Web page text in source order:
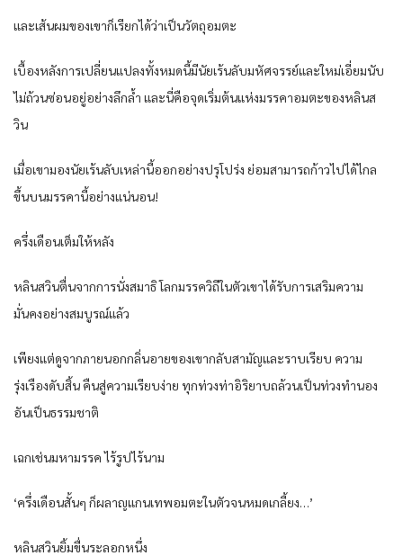
และเส้นผมของเขาก็เรียกได้ว่าเป็นวัตถุอมตะ
เบื้องหลังการเปลี่ยนแปลงทั้งหมดนี้มีนัยเร้นลับมหัศจรรย์และใหม่เอี่ยมนับ
ไม่ถ้วนซ่อนอยู่อย่างลึกล้ำ และนี่คือจุดเริ่มต้นแห่งมรรคาอมตะของหลินส
วิน
เมื่อเขามองนัยเร้นลับเหล่านี้ออกอย่างปรุโปร่ง ย่อมสามารถก้าวไปได้ไกล
ขึ้นบนมรรคานี้อย่างแน่นอน!
ครึ่งเดือนเต็มให้หลัง
หลินสวินตื่นจากการนั่งสมาธิ โลกมรรควิถีในตัวเขาได้รับการเสริมความ
มั่นคงอย่างสมบูรณ์แล้ว
เพียงแต่ดูจากภายนอกกลิ่นอายของเขากลับสามัญและราบเรียบ ความ
รุ่งเรืองดับสิ้น คืนสู่ความเรียบง่าย ทุกท่วงท่าอิริยาบถล้วนเป็นท่วงทำนอง
อันเป็นธรรมชาติ
เฉกเช่นมหามรรค ไร้รูปไร้นาม
‘ครึ่งเดือนสั้นๆ ก็ผลาญแกนเทพอมตะในตัวจนหมดเกลี้ยง…’
หลินสวินยิ้มขื่นระลอกหนึ่ง